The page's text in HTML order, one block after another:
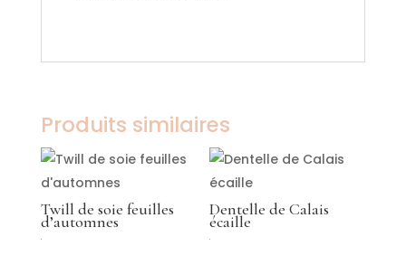
Produits similaires
Twill de soie feuilles
d’automnes
Dentelle de Calais
écaille